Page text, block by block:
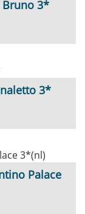
Bruno 3*
3*
Palace